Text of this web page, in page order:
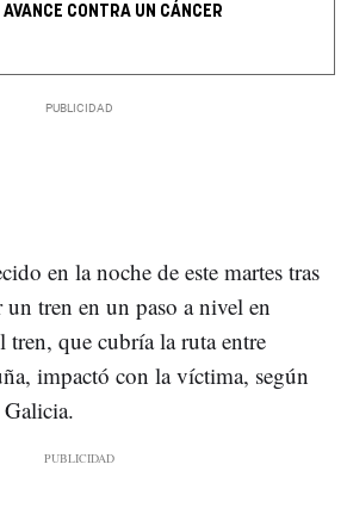
AVANCE CONTRA UN CÁNCER
en la noche de este martes tras
un tren en un paso a nivel en
que cubría la ruta entre
impactó con la víctima, según